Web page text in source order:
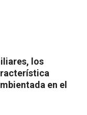
los
en el